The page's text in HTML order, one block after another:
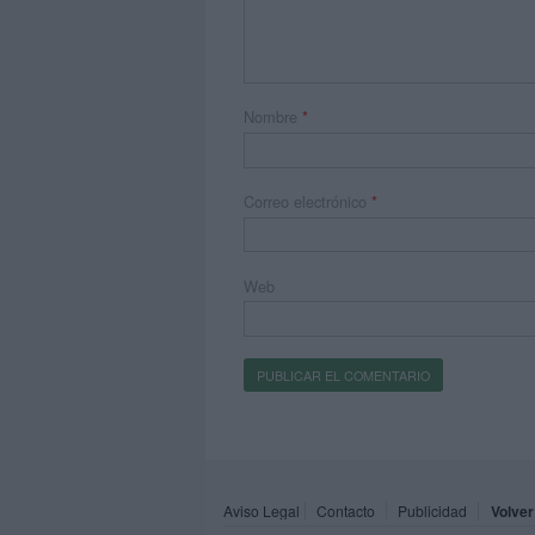
Nombre *
Correo electrónico *
Web
Aviso Legal Contacto Publicidad